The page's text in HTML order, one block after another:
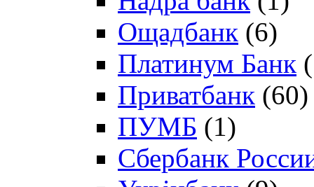
Ощадбанк (6)
Платинум Банк
Приватбанк (60)
ПУМБ (1)
Сбербанк